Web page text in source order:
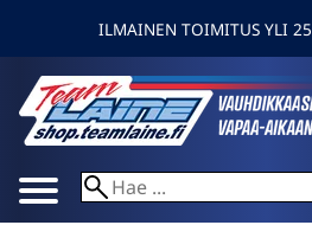
ILMAINEN TOIMITUS YLI